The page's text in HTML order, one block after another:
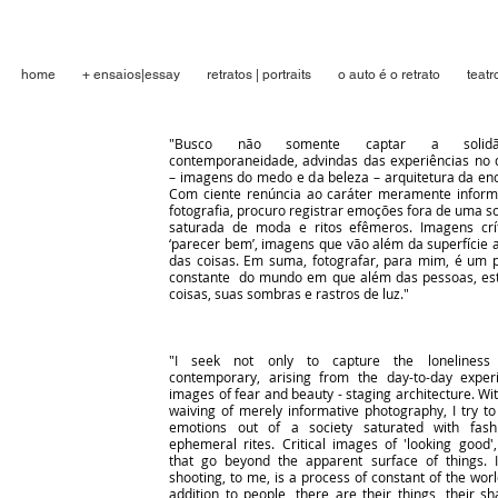
home + ensaios|essay retratos | portraits o auto é o retrato
"Busco não somente captar a
contemporaneidade, advindas das experiências no
– imagens do medo e da beleza – arquitetura da
Com ciente renúncia ao caráter meramente
fotografia, procuro registrar emoções fora de uma
saturada de moda e ritos efêmeros. Imagens
‘parecer bem’, imagens que vão além da superfície
das coisas. Em suma, fotografar, para mim, é um
constante do mundo em que além das pessoas,
coisas, suas sombras e rastros de luz."
"I seek not only to capture the
contemporary, arising from the day-to-day
images of fear and beauty - staging architecture.
waiving of merely informative photography, I try
emotions out of a society saturated with
ephemeral rites. Critical images of 'looking
that go beyond the apparent surface of things.
shooting, to me, is a process of constant of the
addition to people, there are their things, their